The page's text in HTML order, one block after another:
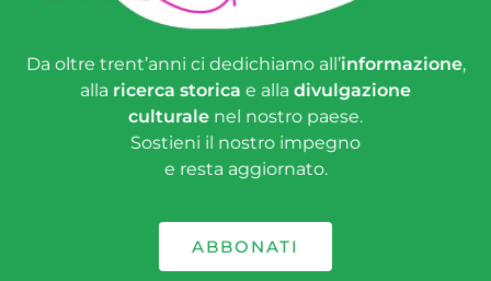
Da oltre trent’anni ci dedichiamo all’informazione,
alla ricerca storica e alla divulgazione
culturale nel nostro paese.
Sostieni il nostro impegno
e resta aggiornato.
ABBONATI